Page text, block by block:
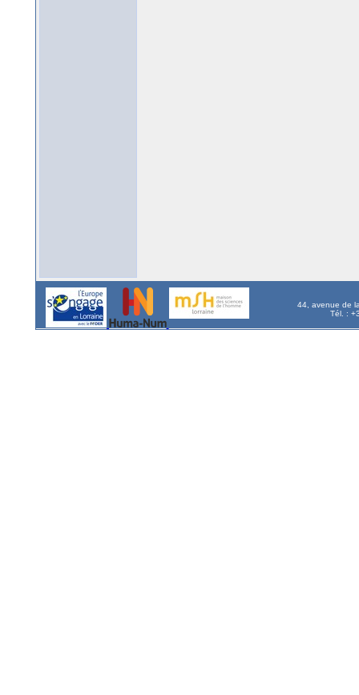
44, avenue de
Tél. :